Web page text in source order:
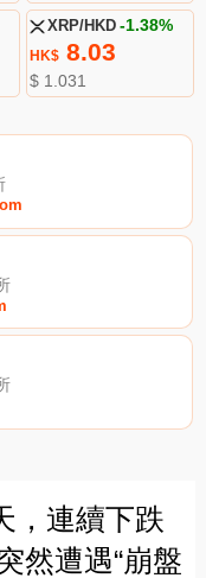
XRP/HKD -1.38%
HK$8.03
$ 1.031
，連續下跌
然遭遇“崩盤